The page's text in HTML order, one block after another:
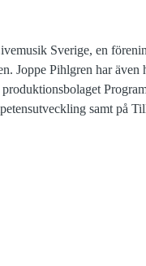
Sverige, en
Joppe Pihlgren har
samt på